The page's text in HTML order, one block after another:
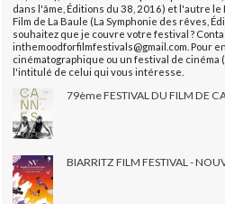
dans l'âme, Éditions du 38, 2016) et l'autre
Film de La Baule (La Symphonie des rêves,
souhaitez que je couvre votre festival ?
inthemoodforfilmfestivals@gmail.com. Pour
cinématographique ou un festival de
l'intitulé de celui qui vous intéresse.
79ème FESTIVAL DU FILM DE
BIARRITZ FILM FESTIVAL -